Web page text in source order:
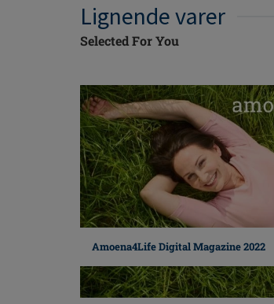
Lignende varer
Selected For You
Amoena4Life Digital Magazine 2022